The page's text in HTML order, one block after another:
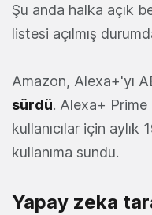
Şu anda halka açık
listesi açılmış
Amazon, Alexa+'yı
sürdü. Alexa+
kullanıcılar için aylık
kullanıma sundu.
Yapay zeka